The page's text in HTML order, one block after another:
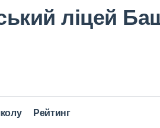
ліцей
Рейтинг